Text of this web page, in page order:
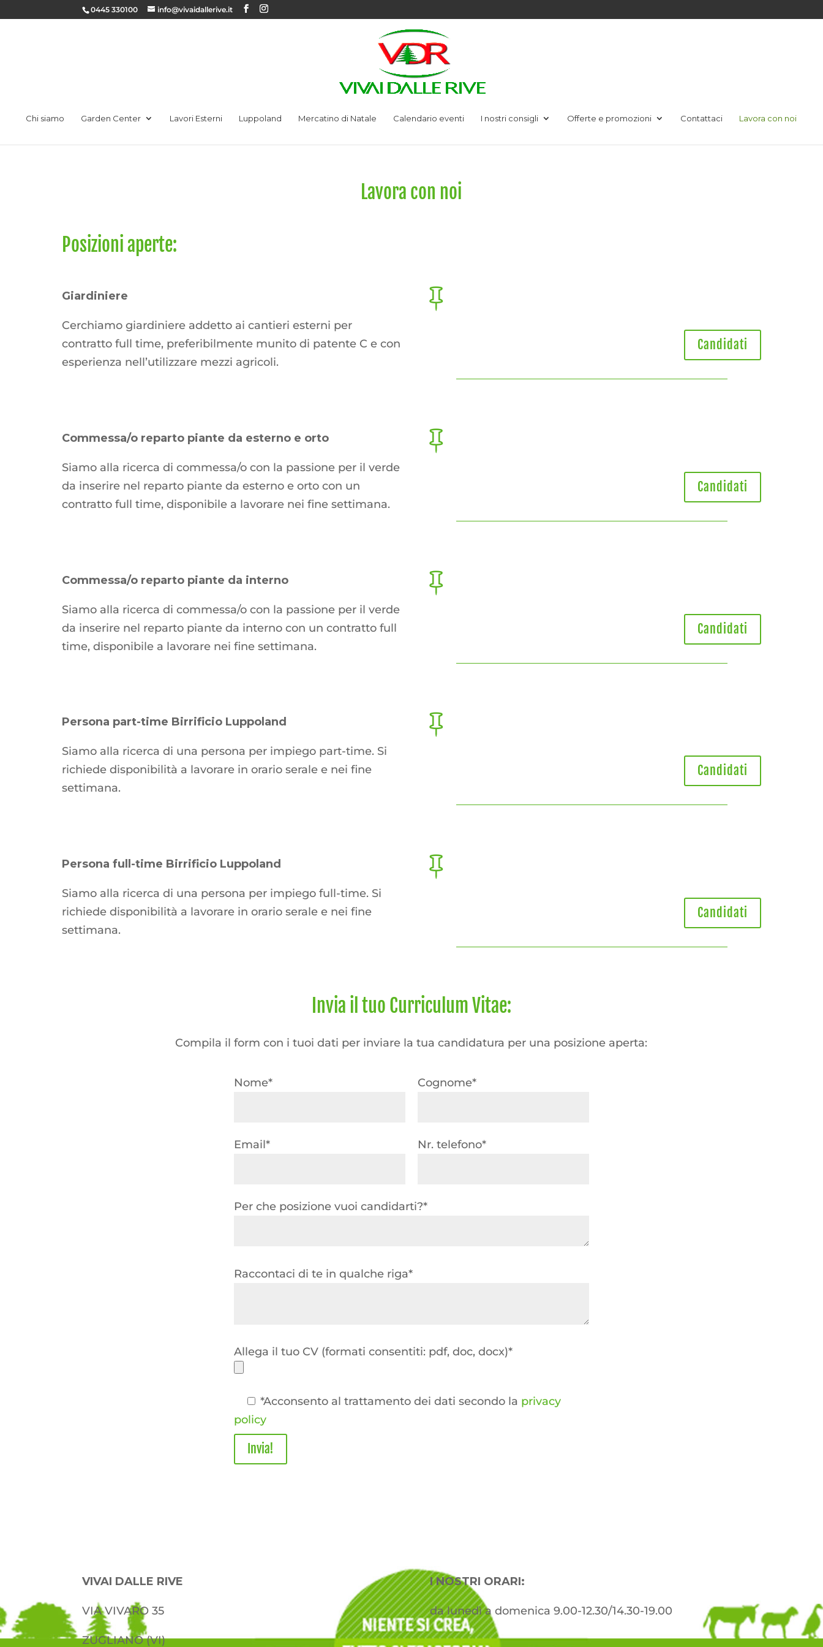
0445 330100 info@vivaidallerive.it
Chi siamo Garden Center Lavori Esterni Luppoland Mercatino di Natale Calendario eventi I nostri consigli Offerte e promozioni Contattaci Lavora con noi
Lavora con noi
Posizioni aperte:
Giardiniere
Cerchiamo giardiniere addetto ai cantieri esterni per
contratto full time, preferibilmente munito di patente C e con
esperienza nell’utilizzare mezzi agricoli.

Candidati
Commessa/o reparto piante da esterno e orto
Siamo alla ricerca di commessa/o con la passione per il verde
da inserire nel reparto piante da esterno e orto con un
contratto full time, disponibile a lavorare nei fine settimana.

Candidati
Commessa/o reparto piante da interno
Siamo alla ricerca di commessa/o con la passione per il verde
da inserire nel reparto piante da interno con un contratto full
time, disponibile a lavorare nei fine settimana.

Candidati
Persona part-time Birrificio Luppoland
Siamo alla ricerca di una persona per impiego part-time. Si
richiede disponibilità a lavorare in orario serale e nei fine
settimana.

Candidati
Persona full-time Birrificio Luppoland
Siamo alla ricerca di una persona per impiego full-time. Si
richiede disponibilità a lavorare in orario serale e nei fine
settimana.

Candidati
Invia il tuo Curriculum Vitae:
Compila il form con i tuoi dati per inviare la tua candidatura per una posizione aperta:
Nome* Cognome*
Email* Nr. telefono*
Per che posizione vuoi candidarti?*
Raccontaci di te in qualche riga*
Allega il tuo CV (formati consentiti: pdf, doc, docx)*
*Acconsento al trattamento dei dati secondo la privacy
policy
VIVAI DALLE RIVE
VIA VIVARO 35
ZUGLIANO (VI)
I NOSTRI ORARI:
da lunedì a domenica 9.00-12.30/14.30-19.00